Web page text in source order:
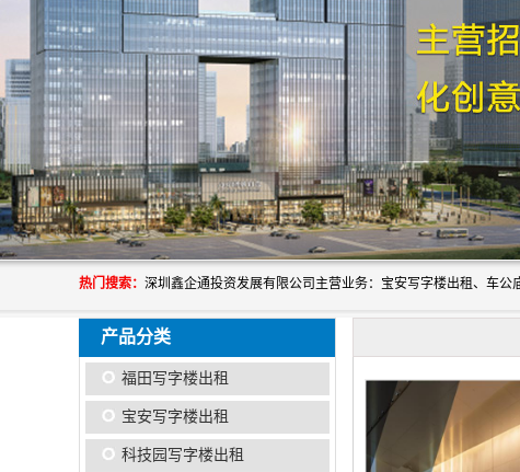
热门搜索：
产品分类
福田写字楼出租
宝安写字楼出租
科技园写字楼出租